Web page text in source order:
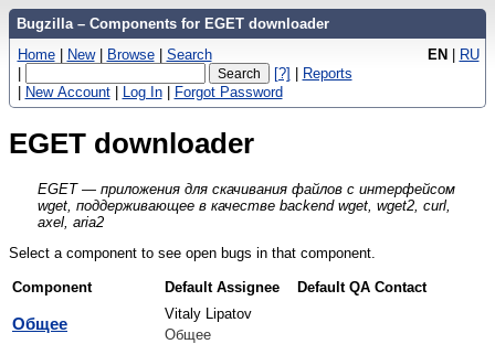
Bugzilla – Components for EGET downloader
EN | RU
Home | New | Browse | Search
|
[?] | Reports
| New Account | Log In | Forgot Password
EGET downloader
EGET — приложения для скачивания файлов с интерфейсом
wget, поддерживающее в качестве backend wget, wget2, curl,
axel, aria2
Select a component to see open bugs in that component.
Component Default Assignee Default QA Contact
Общее
Vitaly Lipatov
Общее